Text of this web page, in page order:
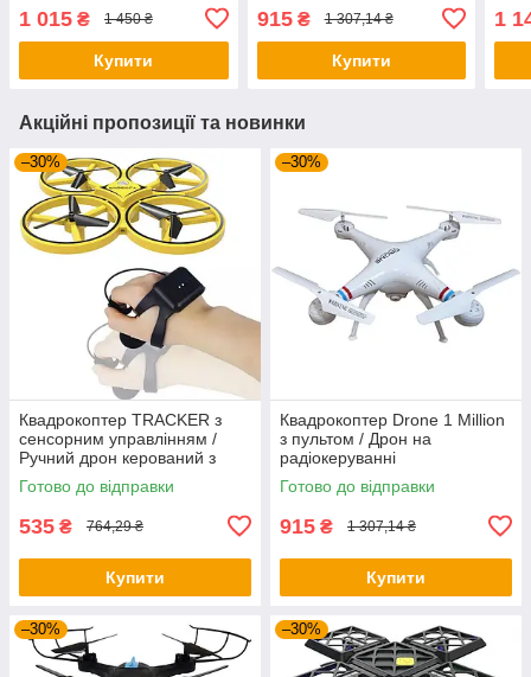
Ударостійкий складаний
дрон
1 015 ₴ 1 450 ₴
Купити
915₴ 1 307,14 ₴
Купити
1
Акційні пропозиції та новинки
–30%
Квадрокоптер TRACKER з
сенсорним управлінням /
Ручний дрон керований з
руки / Міні-дрон іграшка
Готово до відправки
535 ₴ 764,29 ₴
Купити
–30%
Квадрокоптер Drone 1 Million
з пультом / Дрон на
радіокеруванні
Готово до відправки
915 ₴ 1 307,14 ₴
Купити
–30% –30%